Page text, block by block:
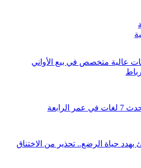
عالية متخصص في بيع الأواني
حياة الرضع.. تحذير من الاختناق